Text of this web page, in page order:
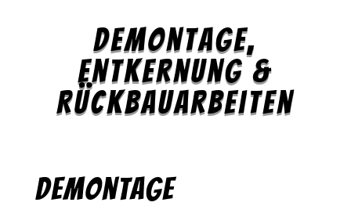
Demontage,
Entkernung &
Rückbauarbeiten
Demontage